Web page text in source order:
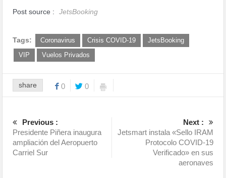
Post source : JetsBooking
Tags: Coronavirus Crisis COVID-19
JetsBooking
VIP
Vuelos Privados
share 0 0
Previous :
Presidente Piñera inaugura
ampliación del Aeropuerto
Carriel Sur
Next :
Jetsmart instala «Sello IRAM
Protocolo COVID-19
Verificado» en sus
aeronaves